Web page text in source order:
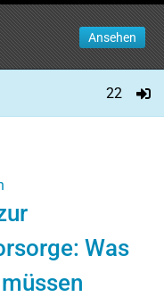
Ansehen
22
Was